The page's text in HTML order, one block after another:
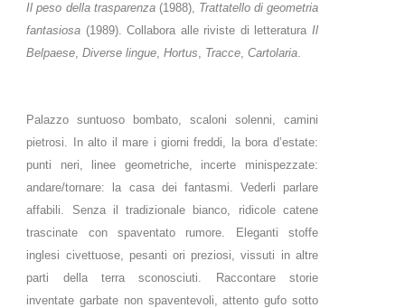
Il peso della trasparenza(1988), Trattatello di geometria
fantasiosa (1989). Collabora alle riviste di letteratura Il
Belpaese,Diverse lingue,Hortus, Tracce,Cartolaria.
Palazzo suntuoso bombato, scaloni solenni, camini
pietrosi. In alto il mare i giorni freddi, la bora d’estate:
punti neri, linee geometriche, incerte minispezzate:
andare/tornare: la casa dei fantasmi. Vederli parlare
affabili. Senza il tradizionale bianco, ridicole catene
trascinate con spaventato rumore. Eleganti stoffe
inglesi civettuose, pesanti ori preziosi, vissuti in altre
parti della terra sconosciuti. Raccontare storie
inventate garbate non spaventevoli, attento gufo sotto